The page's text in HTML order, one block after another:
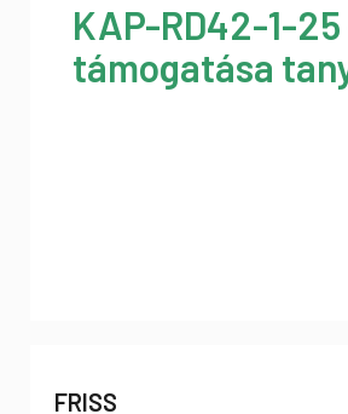
KAP-RD42-1-
támogatása
FRISS